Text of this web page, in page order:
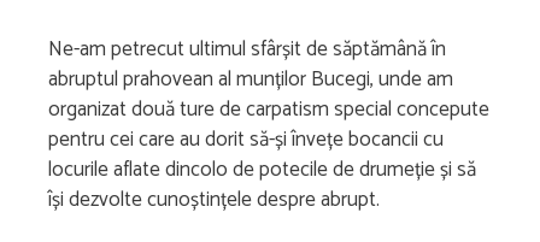
Ne-am petrecut ultimul sfârșit de săptămână în
abruptul prahovean al munților Bucegi, unde am
organizat două ture de carpatism special concepute
pentru cei care au dorit să-și învețe bocancii cu
locurile aflate dincolo de potecile de drumeție și să
își dezvolte cunoștințele despre abrupt.